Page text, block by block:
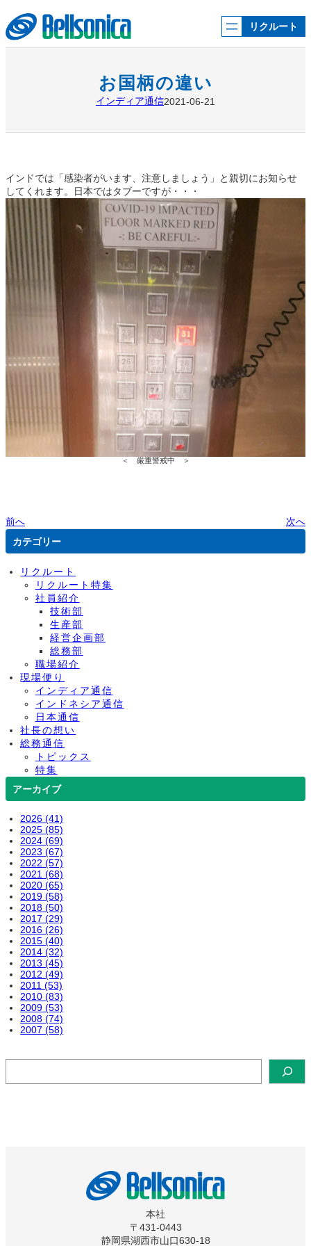
容
を
ス
リクルート
お国柄の違い
インディア通信2021-06-21
インドでは「感染者がいます、注意しましょう」と親切にお知らせ
してくれます。日本ではタブーですが・・・
＜ 厳重警戒中 ＞
前へ
次へ
カテゴリー
リクルート
リクルート特集
社員紹介
技術部
生産部
経営企画部
総務部
職場紹介
現場便り
インディア通信
インドネシア通信
日本通信
社長の想い
総務通信
トピックス
特集
アーカイブ
2026 (41)
2025 (85)
2024 (69)
2023 (67)
2022 (57)
2021 (68)
2020 (65)
2019 (58)
2018 (50)
2017 (29)
2016 (26)
2015 (40)
2014 (32)
2013 (45)
2012 (49)
2011 (53)
2010 (83)
2009 (53)
2008 (74)
2007 (58)
本社
〒431-0443
静岡県湖西市山口630-18